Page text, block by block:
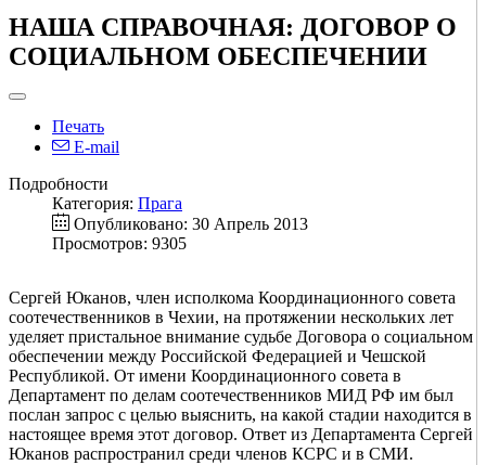
НАША СПРАВОЧНАЯ: ДОГОВОР О
СОЦИАЛЬНОМ ОБЕСПЕЧЕНИИ
Печать
E-mail
Подробности
Категория: Прага
Опубликовано: 30 Апрель 2013
Просмотров: 9305
Сергей Юканов, член исполкома Координационного совета
соотечественников в Чехии, на протяжении нескольких лет
уделяет пристальное внимание судьбе Договора о социальном
обеспечении между Российской Федерацией и Чешской
Республикой. От имени Координационного совета в
Департамент по делам соотечественников МИД РФ им был
послан запрос с целью выяснить, на какой стадии находится в
настоящее время этот договор. Ответ из Департамента Сергей
Юканов распространил среди членов КСРС и в СМИ.